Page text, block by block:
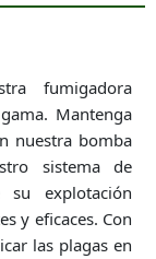
fumigadora
Mantenga
nuestra bomba
sistema de
explotación
y eficaces. Con
las plagas en